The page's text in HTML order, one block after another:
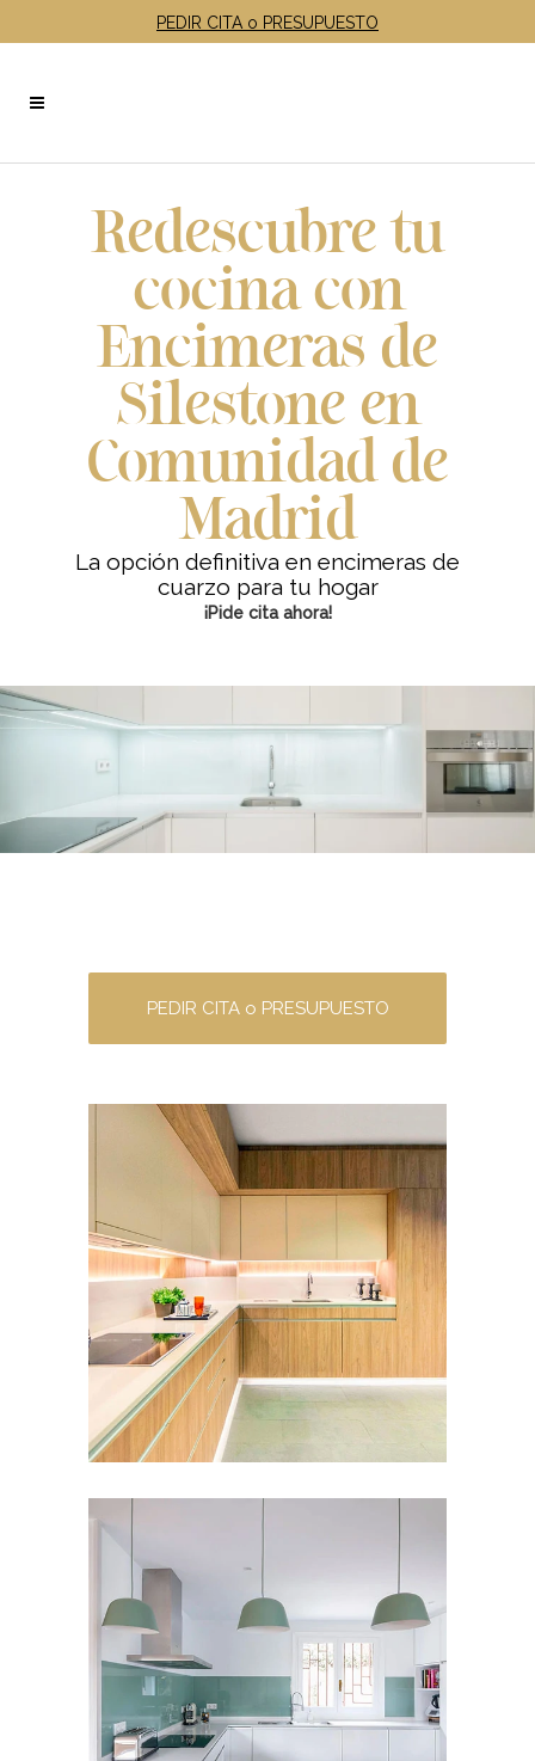
PEDIR CITA o PRESUPUESTO
Redescubre tu
cocina con
Encimeras de
Silestone en
Comunidad de
Madrid
La opción definitiva en encimeras de
cuarzo para tu hogar
¡Pide cita ahora!
PEDIR CITA o PRESUPUESTO